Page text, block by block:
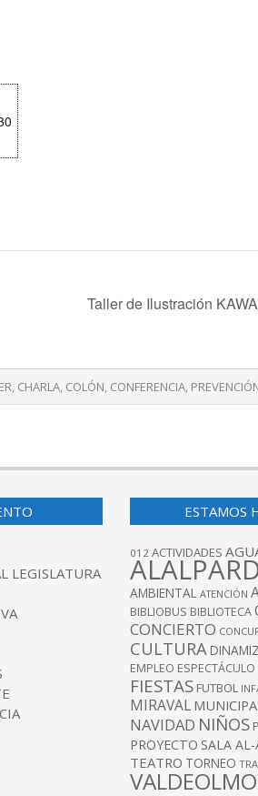
Taller de Ilustración
, CHARLA, COLÓN, CONFERENCIA,
LEGISLATURA
ESTAMOS
012 ACTIVIDADES
AMBIENTAL ATENCIÓN
BIBLIOBUS BIBLIOTECA
CONCIERTO
CULTURA
EMPLEO ESPECTÁCULO
FIESTAS FUTBOL
MIRAVAL
NAVIDAD NIÑOS
PROYECTO SALA
TEATRO TORNEO